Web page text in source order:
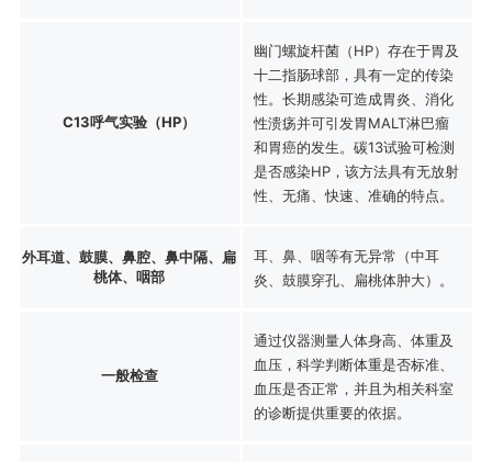
C13呼气实验（HP）
幽门螺旋杆菌（HP）存在于胃及
十二指肠球部，具有一定的传染
性。长期感染可造成胃炎、消化
性溃疡并可引发胃MALT淋巴瘤
和胃癌的发生。碳13试验可检测
是否感染HP，该方法具有无放射
性、无痛、快速、准确的特点。
外耳道、鼓膜、鼻腔、鼻中隔、扁
桃体、咽部
耳、鼻、咽等有无异常（中耳
炎、鼓膜穿孔、扁桃体肿大）。
一般检查
通过仪器测量人体身高、体重及
血压，科学判断体重是否标准、
血压是否正常，并且为相关科室
的诊断提供重要的依据。